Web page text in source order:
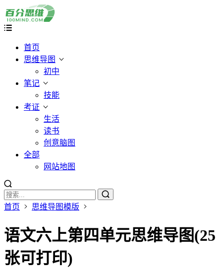
首页
思维导图
初中
笔记
技能
考证
生活
读书
创意脑图
全部
网站地图
首页 思维导图模版
语文六上第四单元思维导图(25
张可打印)